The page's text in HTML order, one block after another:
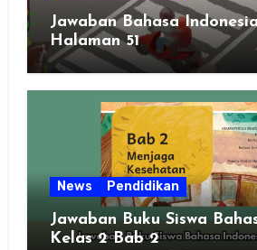
Jawaban Bahasa
Halaman 51
News Pendidikan
Jawaban Buku Siswa
Kelas 2 Bab 2